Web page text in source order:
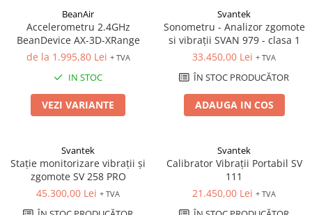
Măsurători termoviziune
Software
Testări la vibrații
Analizoare achiziții de date
Condiționere
Anemometre
Stații de monitorizare meteo
Alte echipamente de măsurare
Mașini și utilaje industriale
Sisteme laser de aliniere arbori
Măsurători geometrice
Măsurători termoviziune
Software
Analizoare achiziții de date
Anemometre
Sonometre
Stații de monitorizare meteo
Utilaje feroviare
Locomotive de manevră
Elevatoare mobile
Platforme de ridicare cu boghiuri
Platouri rotative
Echipamente pentru operații de
Boghiuri de cale ferată
Alte utilaje feroviare
Echipament testare sisteme de
franare vehicule feroviare
Senzori de forță
Senzori cu fir (Wired)
Accelerometre IEPE uniaxiale
Accelerometre IEPE triaxiale
Traductoare vibratii 4-20 mA
Traductoare ICP de viteză de
Senzori de vibrații cu fir
Senzori piezoelectrici
Senzori AGS
Microfoane de măsurare
Status Pro
Svantek
VibraSens
Mectron
Gill Instruments
ZAGRO
Emanuel
BeanAir
Accelerometru 2.4GHz
BeanDevice AX-3D-XRange
de la 1.995,80 Lei + TVA
IN STOC
VEZI VARIANTE
Svantek
Sonometru - Analizor zgomote
si vibrații SVAN 979 - clasa 1
33.450,00 Lei + TVA
ÎN STOC PRODUCĂTOR
ADAUGA IN COS
Svantek
Stație monitorizare vibrații și
zgomote SV 258 PRO
45.300,00 Lei + TVA
Svantek
Calibrator Vibrații Portabil SV
111
21.450,00 Lei + TVA